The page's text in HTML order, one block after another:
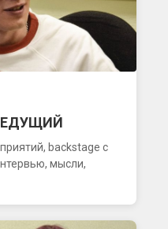
backstage с
мысли,